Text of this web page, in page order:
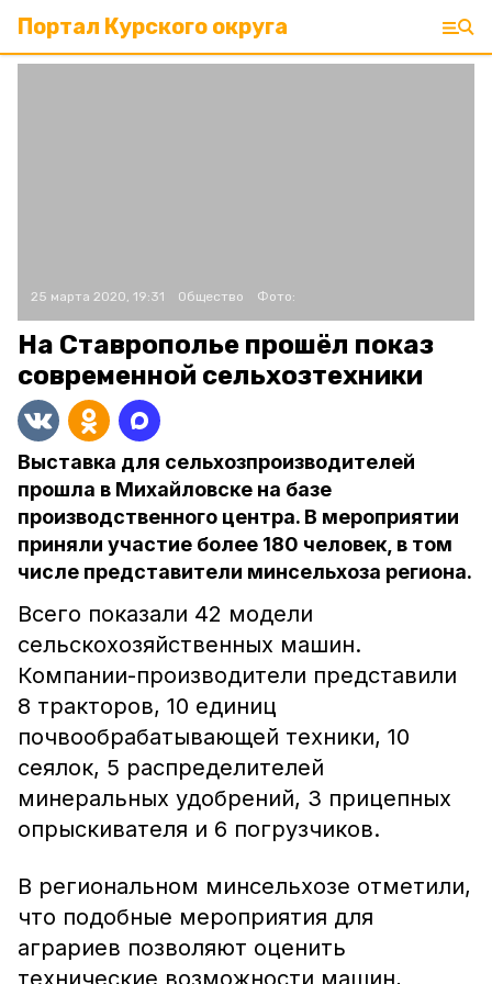
Портал Курского округа
25 марта 2020, 19:31 Общество Фото:
На Ставрополье прошёл показ
современной сельхозтехники
Выставка для сельхозпроизводителей
прошла в Михайловске на базе
производственного центра. В мероприятии
приняли участие более 180 человек, в том
числе представители минсельхоза региона.
Всего показали 42 модели
сельскохозяйственных машин.
Компании-производители представили
8 тракторов, 10 единиц
почвообрабатывающей техники, 10
сеялок, 5 распределителей
минеральных удобрений, 3 прицепных
опрыскивателя и 6 погрузчиков.
В региональном минсельхозе отметили,
что подобные мероприятия для
аграриев позволяют оценить
технические возможности машин,